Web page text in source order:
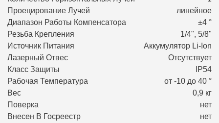
Проецирование Лучей
линейное
Диапазон Работы Компенсатора
±4 °
Резьба Крепления
1/4", 5/8"
Источник Питания
Аккумулятор Li-Ion
Лазерный Отвес
Отсутствует
Класс Защиты
IP54
Рабочая Температура
от -10 до 40 °
Вес
0,9 кг
Поверка
нет
Внесен В Госреестр
нет